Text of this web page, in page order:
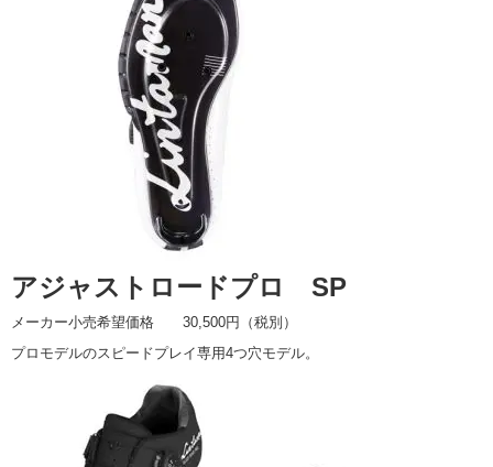
アジャストロードプロ SP
メーカー小売希望価格 30,500円（税別）
プロモデルのスピードプレイ専用4つ穴モデル。